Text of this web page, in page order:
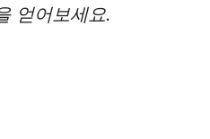
얻어보세요.